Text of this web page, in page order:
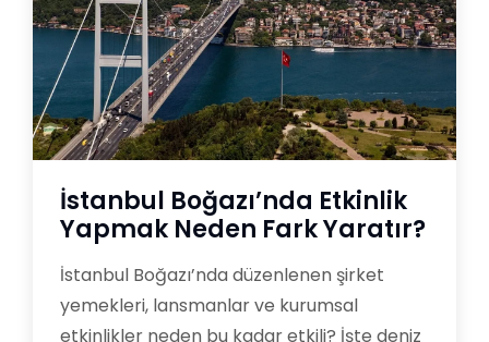
İstanbul Boğazı’nda Etkinlik
Yapmak Neden Fark Yaratır?
İstanbul Boğazı’nda düzenlenen şirket
yemekleri, lansmanlar ve kurumsal
etkinlikler neden bu kadar etkili? İşte deniz